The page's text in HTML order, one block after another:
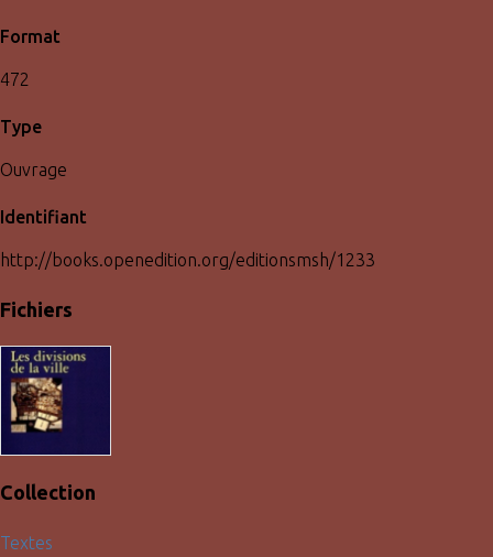
Format
472
Type
Ouvrage
Identifiant
http://books.openedition.org/editionsmsh/1233
Fichiers
Collection
Textes